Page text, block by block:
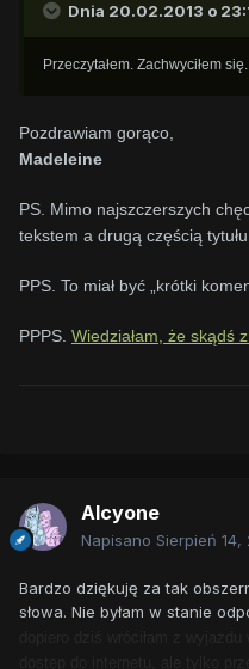
Dnia 20.02.2013 o
Przeczytałem. Zachwyciłem się.
Pozdrawiam gorąco,
Madeleine
PS. Mimo najszczerszych
tekstem a drugą częścią
PPS. To miał być „krótki
PPPS. Wiedziałam, że skądś
Alcyone
Napisano Sierpień 14,
Bardzo dziękuję za tak
słowa. Nie byłam w stanie